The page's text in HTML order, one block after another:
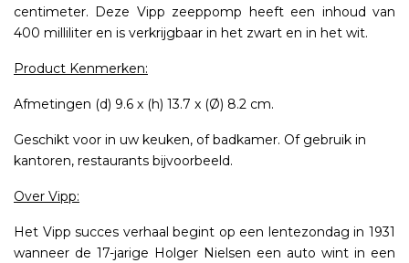
centimeter. Deze Vipp zeeppomp heeft een inhoud van
400 milliliter en is verkrijgbaar in het zwart en in het wit.
Product Kenmerken:
Afmetingen (d) 9.6 x (h) 13.7 x (Ø) 8.2 cm.
Geschikt voor in uw keuken, of badkamer. Of gebruik in
kantoren, restaurants bijvoorbeeld.
Over Vipp:
Het Vipp succes verhaal begint op een lentezondag in 1931
wanneer de 17-jarige Holger Nielsen een auto wint in een